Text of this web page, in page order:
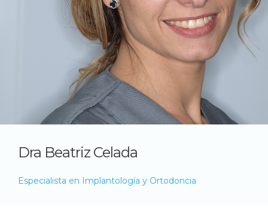
Dra Beatriz Celada
Especialista en Implantología y Ortodoncia